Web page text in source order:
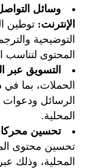
وسائل
الإنترنت: توطين
التوضيحية
المحتوى لتناسب
التسويق عبر
الحملات، بما
الرسائل ودعوات
المحلية.
تحسين
تحسين محتوى
المحلية، وذلك